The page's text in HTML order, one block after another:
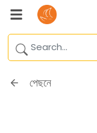
পেছনে